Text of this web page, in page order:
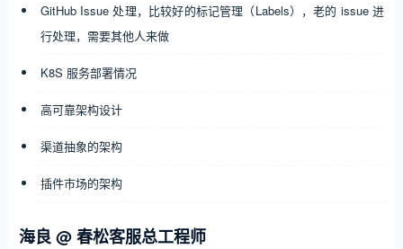
GitHub Issue 处理，比较好的标记管理（Labels），老的 issue 进
行处理，需要其他人来做
K8S 服务部署情况
高可靠架构设计
渠道抽象的架构
插件市场的架构
海良 @ 春松客服总工程师